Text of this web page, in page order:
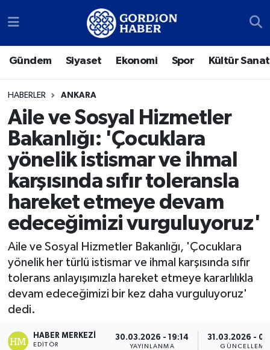
Gündem Siyaset Ekonomi Spor Kültür Sanat
HABERLER ANKARA
Aile ve Sosyal Hizmetler
Bakanlığı: 'Çocuklara
yönelik istismar ve ihmal
karşısında sıfır toleransla
hareket etmeye devam
edeceğimizi vurguluyoruz'
Aile ve Sosyal Hizmetler Bakanlığı, 'Çocuklara
yönelik her türlü istismar ve ihmal karşısında sıfır
tolerans anlayışımızla hareket etmeye kararlılıkla
devam edeceğimizi bir kez daha vurguluyoruz'
dedi.
HABER MERKEZI
EDITÖR
30.03.2026 - 19:14
YAYINLANMA
31.03.2026 -
GÜNCELLEME
Sosyal Medya Hesaplarımız
Ekonomi
Spor
Kültür Sanat
Türk Dünyası
Polatlı
Gordion
Ankara Nöbetçi Eczaneler
Ankara Trafik Yoğunluk Haritası
Süper Lig Puan Durumu ve Fikstür
Tüm Manşetler
Son Dakika Haberleri
Haber Arşivi